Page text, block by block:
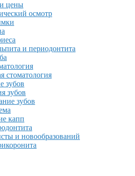
цены
осмотр
и периодонтита
стоматология
зубов
зубов
зубов
капп
и новообразований